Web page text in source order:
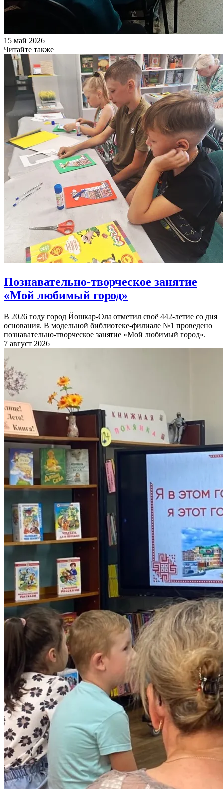
15 май 2026
Читайте также
Познавательно-творческое занятие
«Мой любимый город»
В 2026 году город Йошкар-Ола отметил своё 442-летие со дня
основания. В модельной библиотеке-филиале №1 проведено
познавательно-творческое занятие «Мой любимый город».
7 август 2026